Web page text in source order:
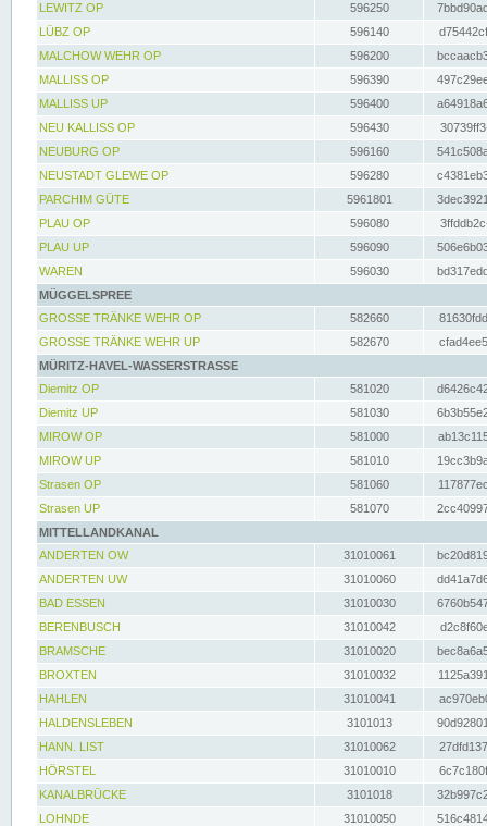
LEWITZ OP
596250
LÜBZ OP
596140
MALCHOW WEHR OP
596200
MALLISS OP
596390
MALLISS UP
596400
NEU KALLISS OP
596430
NEUBURG OP
596160
NEUSTADT GLEWE OP
596280
PARCHIM GÜTE
5961801
PLAU OP
596080
PLAU UP
596090
WAREN
596030
MÜGGELSPREE
GROSSE TRÄNKE WEHR OP
582660
GROSSE TRÄNKE WEHR UP
582670
MÜRITZ-HAVEL-WASSERSTRASSE
Diemitz OP
581020
Diemitz UP
581030
MIROW OP
581000
MIROW UP
581010
Strasen OP
581060
Strasen UP
581070
MITTELLANDKANAL
ANDERTEN OW
31010061
ANDERTEN UW
31010060
BAD ESSEN
31010030
BERENBUSCH
31010042
BRAMSCHE
31010020
BROXTEN
31010032
HAHLEN
31010041
HALDENSLEBEN
3101013
HANN. LIST
31010062
HÖRSTEL
31010010
KANALBRÜCKE
3101018
LOHNDE
31010050